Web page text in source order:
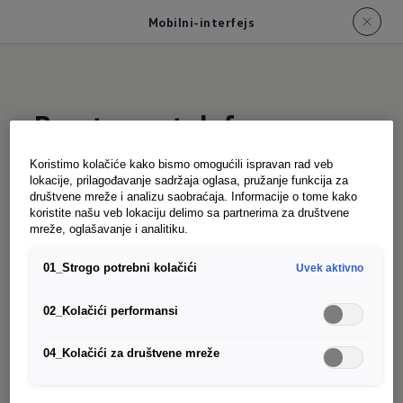
Mobilni-interfejs
Prostor za telefon
Uz opcionalni telefonski interfejs "Comfort" sa
induktivnim punjenjem, pametni telefoni
smešteni u fioku automatski se povezuju sa
spoljnom antenom, a kompatibilne baterije se
Koristimo kolačiće kako bismo omogućili ispravan rad veb
lokacije, prilagođavanje sadržaja oglasa, pružanje funkcija za
društvene mreže i analizu saobraćaja. Informacije o tome kako
koristite našu veb lokaciju delimo sa partnerima za društvene
mreže, oglašavanje i analitiku.
01_Strogo potrebni kolačići Uvek aktivno
02_Kolačići performansi
04_Kolačići za društvene mreže